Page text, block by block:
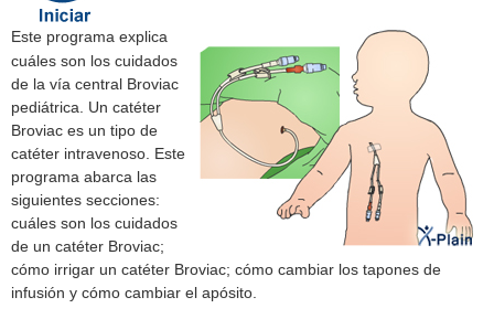
Este programa explica
cuáles son los cuidados
de la vía central Broviac
pediátrica. Un catéter
Broviac es un tipo de
catéter intravenoso. Este
programa abarca las
siguientes secciones:
cuáles son los cuidados
de un catéter Broviac;
cómo irrigar un catéter Broviac; cómo cambiar los tapones de
infusión y cómo cambiar el apósito.